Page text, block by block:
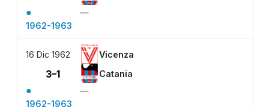
●
—
1962-1963
16 Dic 1962 Vicenza
3–1 Catania
●
—
1962-1963